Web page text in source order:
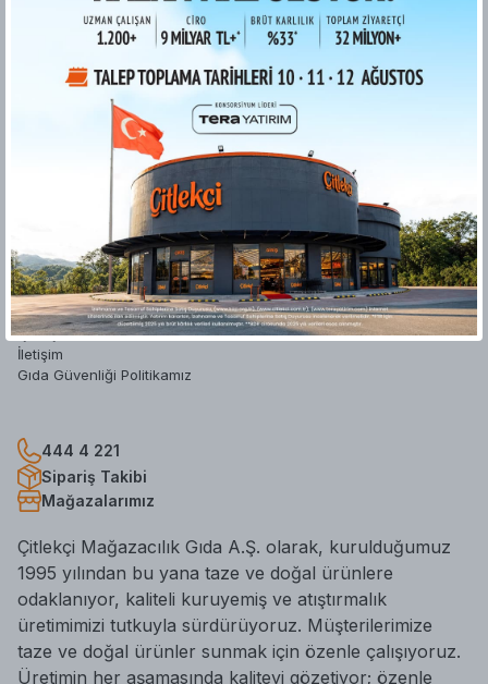
444 4 221
Sipariş Takibi
Mağazalarımız
Çitlekçi Mağazacılık Gıda A.Ş. olarak, kurulduğumuz
1995 yılından bu yana taze ve doğal ürünlere
odaklanıyor, kaliteli kuruyemiş ve atıştırmalık
üretimimizi tutkuyla sürdürüyoruz. Müşterilerimize
taze ve doğal ürünler sunmak için özenle çalışıyoruz.
Üretimin her aşamasında kaliteyi gözetiyor; özenle
Sipariş İşlemleri
Gizlilik ve Güvenlik
İade ve Değişim Koşulları
Ödeme ve Teslimat
Kişisel Verilerin Korunması
Kurumsal Fatura
ETK bilgilendirme metni
Bilgi Toplumu Hizmetleri
Yatırımcı İlişkileri
Mağazalar
Blog
Hesap Silme Formu
İş Başvuru Formu
İletişim
Gıda Güvenliği Politikamız